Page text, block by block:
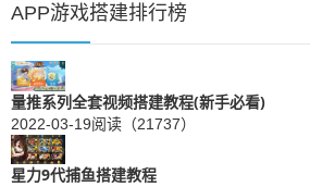
APP游戏搭建排行榜
量推系列全套视频搭建教程(新手必看)
2022-03-19阅读（21737）
星力9代捕鱼搭建教程